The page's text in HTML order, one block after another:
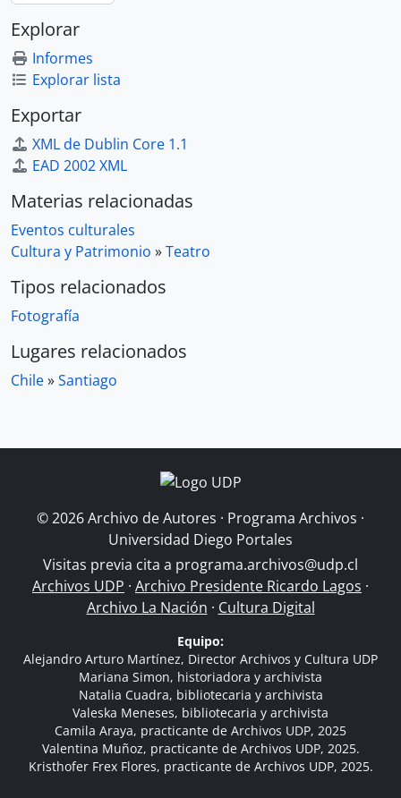
Explorar
Informes
Explorar lista
Exportar
XML de Dublin Core 1.1
EAD 2002 XML
Materias relacionadas
Eventos culturales
Cultura y Patrimonio »Teatro
Tipos relacionados
Fotografía
Lugares relacionados
Chile»Santiago
© 2026 Archivo de Autores · Programa Archivos ·
Universidad Diego Portales
Visitas previa cita a programa.archivos@udp.cl
Archivos UDP · Archivo Presidente Ricardo Lagos ·
Archivo La Nación · Cultura Digital
Equipo:
Alejandro Arturo Martínez, Director Archivos y Cultura UDP
Mariana Simon, historiadora y archivista
Natalia Cuadra, bibliotecaria y archivista
Valeska Meneses, bibliotecaria y archivista
Camila Araya, practicante de Archivos UDP, 2025
Valentina Muñoz, practicante de Archivos UDP, 2025.
Kristhofer Frex Flores, practicante de Archivos UDP, 2025.